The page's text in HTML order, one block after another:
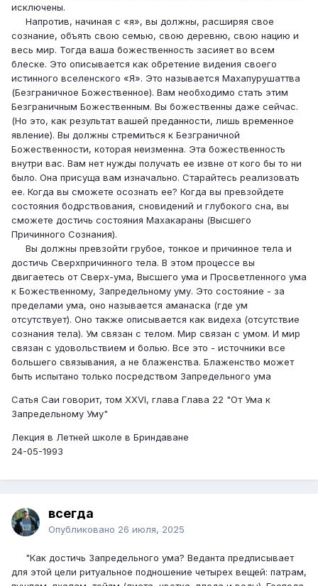
исключены.
Напротив, начиная с «я», вы должны, расширяя свое
сознание, объять свою семью, свою деревню, свою нацию и
весь мир. Тогда ваша божественность засияет во всем
блеске. Это описывается как обрете­ние видения своего
истинного вселенского «Я». Это называется Махапурушаттва
(Безграничное Боже­ственное). Вам необходимо стать этим
Безгранич­ным Божественным. Вы божественны даже сейчас.
(Но это, как результат вашей преданности, лишь вре­менное
явление). Вы должны стремиться к Безгра­ничной
Божественности, которая неизменна. Эта бо­жественность
внутри вас. Вам нет нужды получать ее извне от кого бы то ни
было. Она присуща вам изначально. Старайтесь реализовать
ее. Когда вы сможете осознать ее? Когда вы превзойдете
состоя­ния бодрствования, сновидений и глубокого сна, вы
сможете достичь состояния Махакараны (Высшего
Причинного Сознания).
Вы должны превзойти грубое, тонкое и причин­ное тела и
достичь Сверхпричинного тела. В этом процессе вы
двигаетесь от Сверх-ума, Высшего ума и Просветленного ума
к Божественному, Запредель­ному уму. Это состояние - за
пределами ума, оно называется аманаска (где ум
отсутствует). Оно так­же описывается как видеха (отсутствие
сознания тела). Ум связан с телом. Мир связан с умом. И мир
связан с удовольствием и болью. Все это - источники все
большего связывания, а не блаженства. Блажен­ство может
быть испытано только посредством Зап­редельного ума
Сатья Саи говорит, том XXVI, глава Глава 22 "От Ума к
Запредельному Уму"
Лекция в Летней школе в Бриндаване
24-05-1993
всегда
Опубликовано 26 июля, 2025
"Как достичь Запредельного ума? Веданта пред­писывает
для этой цели ритуальное подношение че­тырех вещей: патрам,